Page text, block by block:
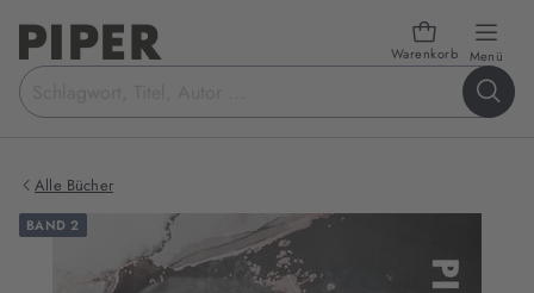
Warenkorb Menü
Suchbegriff
eingeben
Alle Bücher
BAND 2